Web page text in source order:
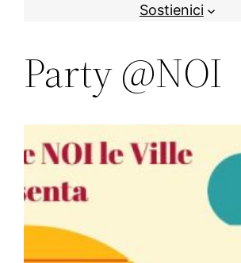
Sostienici
Party @NOI